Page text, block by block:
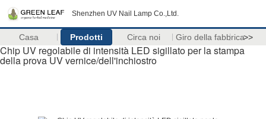
Shenzhen UV Nail Lamp Co.,Ltd.
Casa Prodotti Circa noi Giro della fabbrica>>
Chip UV regolabile di intensità LED sigillato per la stampa
della prova UV vernice/dell'inchiostro